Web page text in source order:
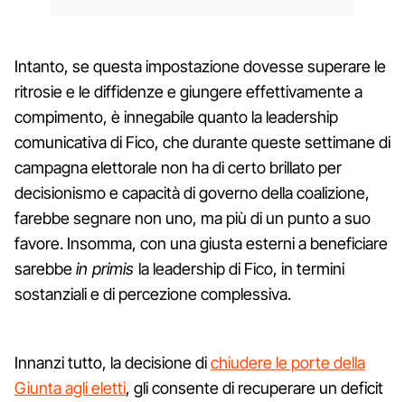
Intanto, se questa impostazione dovesse superare le
ritrosie e le diffidenze e giungere effettivamente a
compimento, è innegabile quanto la leadership
comunicativa di Fico, che durante queste settimane di
campagna elettorale non ha di certo brillato per
decisionismo e capacità di governo della coalizione,
farebbe segnare non uno, ma più di un punto a suo
favore. Insomma, con una giusta esterni a beneficiare
sarebbein primis la leadership di Fico, in termini
sostanziali e di percezione complessiva.
Innanzi tutto, la decisione dichiudere le porte della
Giunta agli eletti, gli consente di recuperare un deficit